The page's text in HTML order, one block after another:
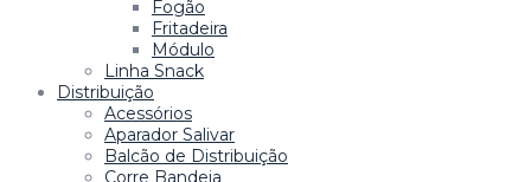
Fogão
Fritadeira
Módulo
Linha Snack
Distribuição
Acessórios
Aparador Salivar
Balcão de Distribuição
Corre Bandeja